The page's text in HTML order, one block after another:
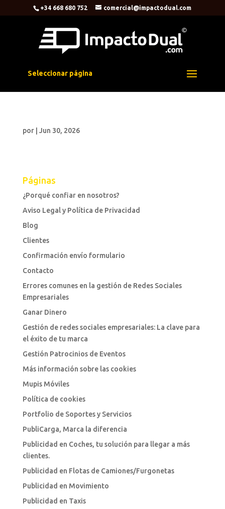
+34 668 680 752 comercial@impactodual.com
Seleccionar página
por Jun 30, 2026
Páginas
¿Porqué confiar en nosotros?
Aviso Legal y Política de Privacidad
Blog
Clientes
Confirmación envío formulario
Contacto
Errores comunes en la gestión de Redes Sociales
Empresariales
Ganar Dinero
Gestión de redes sociales empresariales: La clave para
el éxito de tu marca
Gestión Patrocinios de Eventos
Más información sobre las cookies
Mupis Móviles
Política de cookies
Portfolio de Soportes y Servicios
PubliCarga, Marca la diferencia
Publicidad en Coches, tu solución para llegar a más
clientes.
Publicidad en Flotas de Camiones/Furgonetas
Publicidad en Movimiento
Publicidad en Taxis